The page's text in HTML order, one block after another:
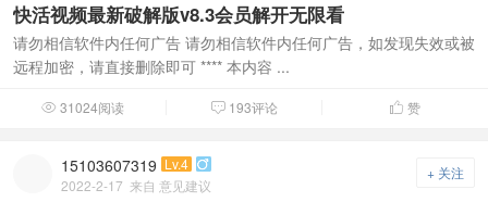
快活视频最新破解版v8.3会员解开无限看
请勿相信软件内任何广告 请勿相信软件内任何广告，如发现失效或被
远程加密，请直接删除即可 **** 本内容 ...
 31024阅读  193评论  赞
+ 关注
15103607319 Lv.4 
2022-2-17 来自 意见建议